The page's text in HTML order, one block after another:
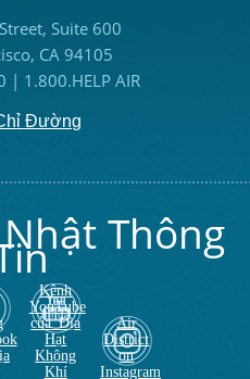
Suite 600
CA 94105
| 1.800.HELP AIR
Đường
Thông
Kênh
YouTube
của Địa
Hạt
Không
Khí
Air
District
on
Instagram